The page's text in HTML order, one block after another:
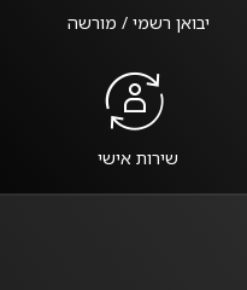
יבואן רשמי / מורשה
שירות אישי